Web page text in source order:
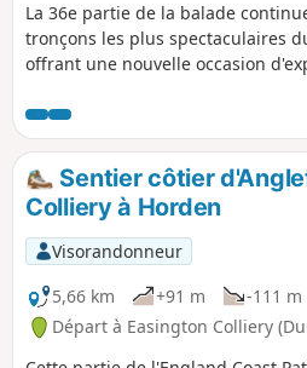
La 36e partie de la balade
tronçons les plus spectaculaires
offrant une nouvelle occasion
terminant dans la ville côtière de
explorer le port et le front de mer.
Sentier côtier
Colliery à Horden
Visorandonneur
5,66 km
+91 m -111 m
Départ à Easington Colliery